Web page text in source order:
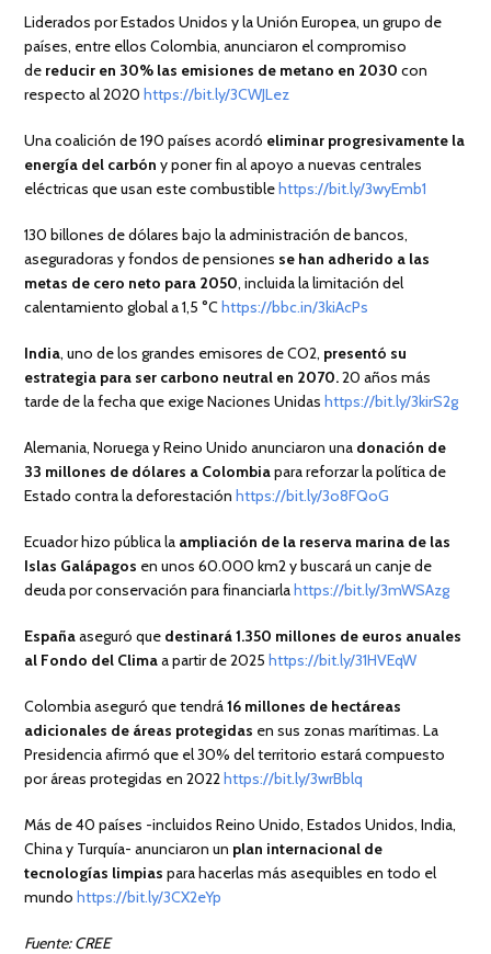
Liderados por Estados Unidos y la Unión Europea, un grupo de
países, entre ellos Colombia, anunciaron el compromiso
de reducir en 30% las emisiones de metano en 2030 con
respecto al 2020https://bit.ly/3CWJLez
Una coalición de 190 países acordó eliminar progresivamente la
energía del carbón y poner fin al apoyo a nuevas centrales
eléctricas que usan este combustiblehttps://bit.ly/3wyEmb1
130 billones de dólares bajo la administración de bancos,
aseguradoras y fondos de pensiones se han adherido a las
metas de cero neto para 2050, incluida la limitación del
calentamiento global a 1,5 °Chttps://bbc.in/3kiAcPs
India, uno de los grandes emisores de CO2, presentó su
estrategia para ser carbono neutral en 2070.20 años más
tarde de la fecha que exige Naciones Unidashttps://bit.ly/3kirS2g
Alemania, Noruega y Reino Unido anunciaron una donación de
33 millones de dólares a Colombiapara reforzar la política de
Estado contra la deforestaciónhttps://bit.ly/3o8FQoG
Ecuador hizo pública la ampliación de la reserva marina de las
Islas Galápagos en unos 60.000 km2 y buscará un canje de
deuda por conservación para financiarlahttps://bit.ly/3mWSAzg
Españaaseguró que destinará 1.350 millones de euros anuales
al Fondo del Climaa partir de 2025https://bit.ly/31HVEqW
Colombia aseguró que tendrá16 millones de hectáreas
adicionales de áreas protegidas en sus zonas marítimas. La
Presidencia afirmó que el 30% del territorio estará compuesto
por áreas protegidas en 2022https://bit.ly/3wrBblq
Más de 40 países -incluidos Reino Unido, Estados Unidos, India,
China y Turquía- anunciaron un plan internacional de
tecnologías limpias para hacerlas más asequibles en todo el
mundohttps://bit.ly/3CX2eYp
Fuente: CREE